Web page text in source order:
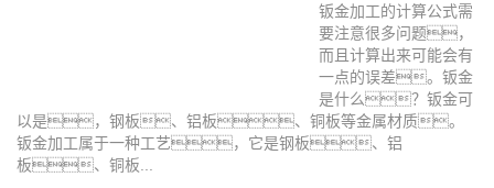
钣金加工的计算公式需
要注意很多问题，
而且计算出来可能会有
一点的误差。钣金
是什么？钣金可
以是，钢板、铝板、铜板等金属材质。
钣金加工属于一种工艺，它是钢板、铝
板、铜板...